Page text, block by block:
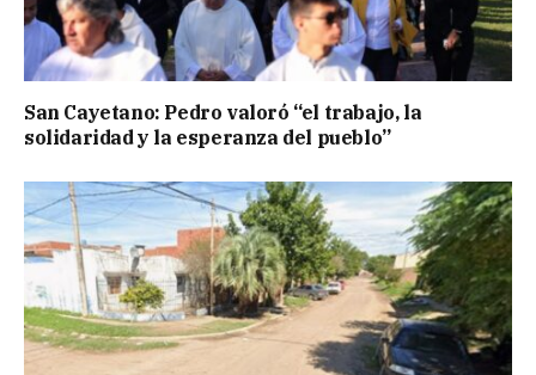
San Cayetano: Pedro valoró “el trabajo, la
solidaridad y la esperanza del pueblo”